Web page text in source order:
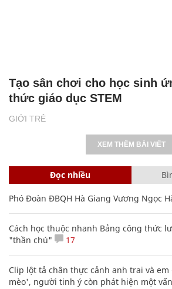
GIỚI TRẺ
Tạo sân chơi cho học sinh
thức giáo dục STEM
XEM THÊM BÀI VIẾT
Đọc nhiều
Phó Đoàn ĐBQH Hà Giang Vương Ngọc
Cách học thuộc nhanh Bảng công thức
"thần chú"
17
Clip lột tả chân thực cảnh anh trai và
mèo', người tinh ý còn phát hiện một